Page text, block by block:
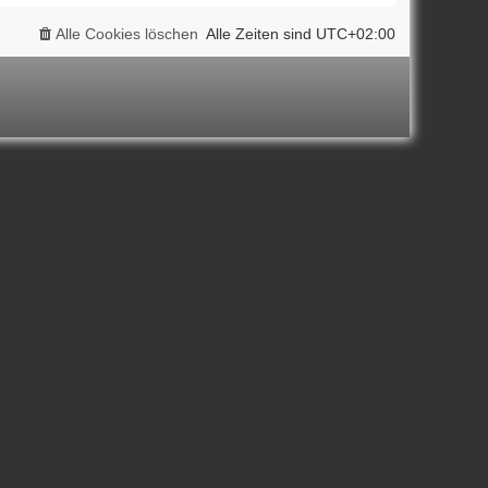
Alle Zeiten sind UTC+02:00
Alle Cookies löschen